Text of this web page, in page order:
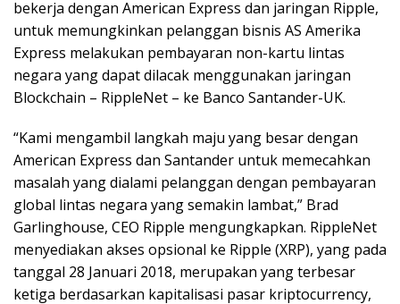
bekerja dengan American Express dan jaringan Ripple,
untuk memungkinkan pelanggan bisnis AS Amerika
Express melakukan pembayaran non-kartu lintas
negara yang dapat dilacak menggunakan jaringan
Blockchain – RippleNet – ke Banco Santander-UK.
“Kami mengambil langkah maju yang besar dengan
American Express dan Santander untuk memecahkan
masalah yang dialami pelanggan dengan pembayaran
global lintas negara yang semakin lambat,” Brad
Garlinghouse, CEO Ripple mengungkapkan. RippleNet
menyediakan akses opsional ke Ripple (XRP), yang pada
tanggal 28 Januari 2018, merupakan yang terbesar
ketiga berdasarkan kapitalisasi pasar kriptocurrency,